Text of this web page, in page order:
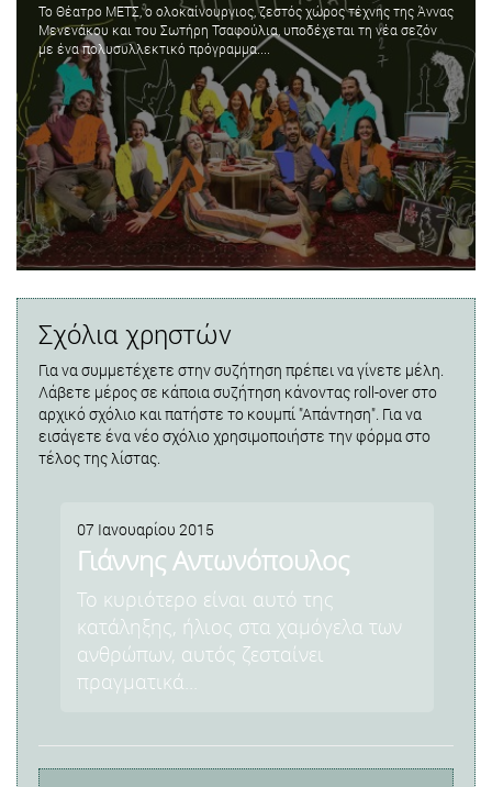
Το Θέατρο ΜΕΤΣ, ο ολοκαίνουργιος, ζεστός χώρος τέχνης της Άννας
Μενενάκου και του Σωτήρη Τσαφούλια, υποδέχεται τη νέα σεζόν
με ένα πολυσυλλεκτικό πρόγραμμα....
Σχόλια χρηστών
Για να συμμετέχετε στην συζήτηση πρέπει να γίνετε μέλη.
Λάβετε μέρος σε κάποια συζήτηση κάνοντας roll-over στο
αρχικό σχόλιο και πατήστε το κουμπί "Απάντηση". Για να
εισάγετε ένα νέο σχόλιο χρησιμοποιήστε την φόρμα στο
τέλος της λίστας.
07 Ιανουαρίου 2015
Γιάννης Αντωνόπουλος
Το κυριότερο είναι αυτό της
κατάληξης, ήλιος στα χαμόγελα των
ανθρώπων, αυτός ζεσταίνει
πραγματικά...